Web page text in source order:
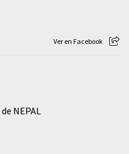
Ver en Facebook
NEPAL